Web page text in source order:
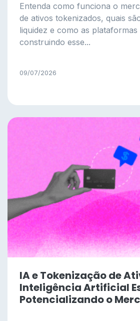
Entenda como funciona o
de ativos tokenizados, quais
liquidez e como as plataformas
construindo esse...
09/07/2026
IA e Tokenização de
Inteligência Artificial
Potencializando o